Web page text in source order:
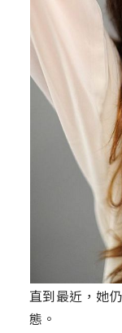
直到最近，她
態。